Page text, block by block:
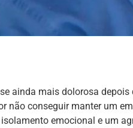
ainda mais dolorosa
não conseguir manter um
emocional e um